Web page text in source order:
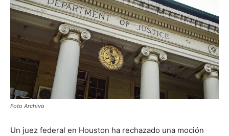
Foto Archivo
Un juez federal en Houston ha rechazado una moción